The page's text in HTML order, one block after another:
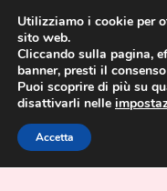
Utilizziamo i cookie per
sito web.
Cliccando sulla pagina,
banner, presti il
Puoi scoprire di più su
disattivarli nelle
Accetta